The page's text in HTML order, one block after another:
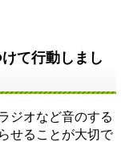
て行動しまし
ジオなど音のする
せることが大切で